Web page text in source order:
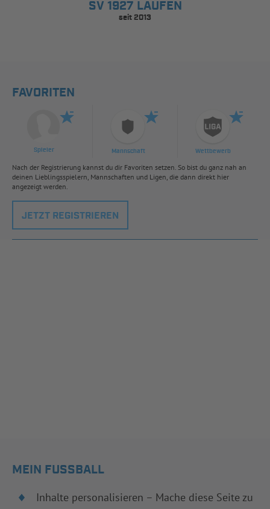
SV 1927 LAUFEN
seit 2013
FAVORITEN
Spieler Mannschaft Wettbewerb
Nach der Registrierung kannst du dir Favoriten setzen. So bist du ganz nah an
deinen Lieblingsspielern, Mannschaften und Ligen, die dann direkt hier
angezeigt werden.
JETZT REGISTRIEREN
MEIN FUSSBALL
Inhalte personalisieren – Mache diese Seite zu